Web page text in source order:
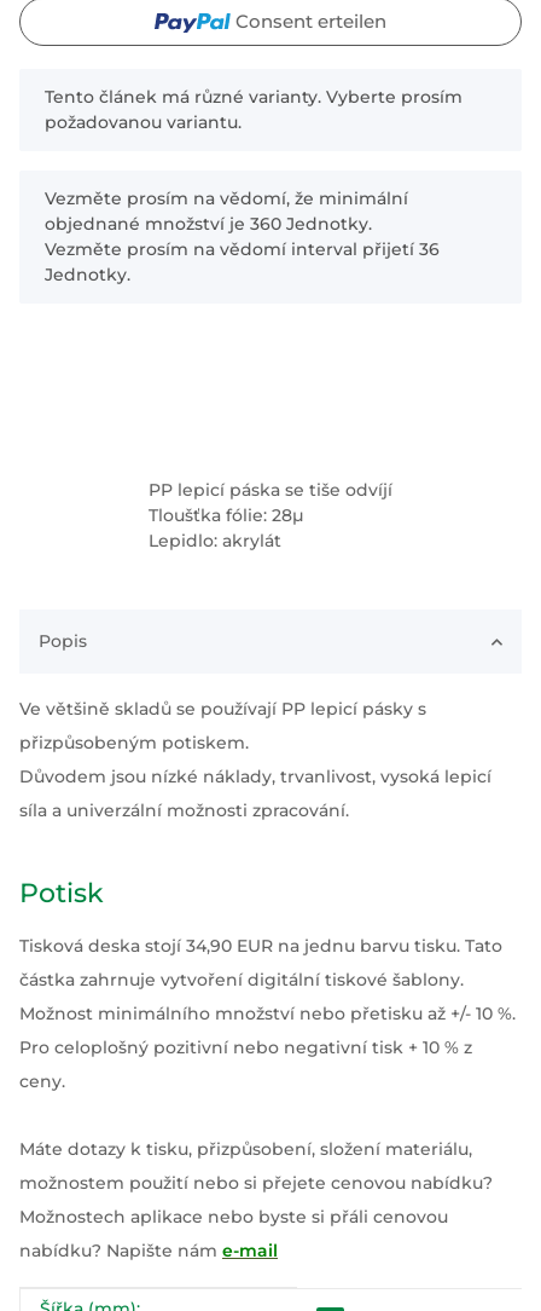
PP lepicí páska se tiše odvíjí
Tloušťka fólie: 28µ
Lepidlo: akrylát
Consent erteilen
x
Tento článek má různé varianty. Vyberte prosím
požadovanou variantu.
x
Vezměte prosím na vědomí, že minimální
objednané množství je 360 Jednotky.
Vezměte prosím na vědomí interval přijetí 36
Jednotky.
Popis
Ve většině skladů se používají PP lepicí pásky s
přizpůsobeným potiskem.
Důvodem jsou nízké náklady, trvanlivost, vysoká lepicí
síla a univerzální možnosti zpracování.
Potisk
Tisková deska stojí 34,90 EUR na jednu barvu tisku. Tato
částka zahrnuje vytvoření digitální tiskové šablony.
Možnost minimálního množství nebo přetisku až +/- 10 %.
Pro celoplošný pozitivní nebo negativní tisk + 10 % z
ceny.
Máte dotazy k tisku, přizpůsobení, složení materiálu,
možnostem použití nebo si přejete cenovou nabídku?
Možnostech aplikace nebo byste si přáli cenovou
nabídku? Napište nám e-mail